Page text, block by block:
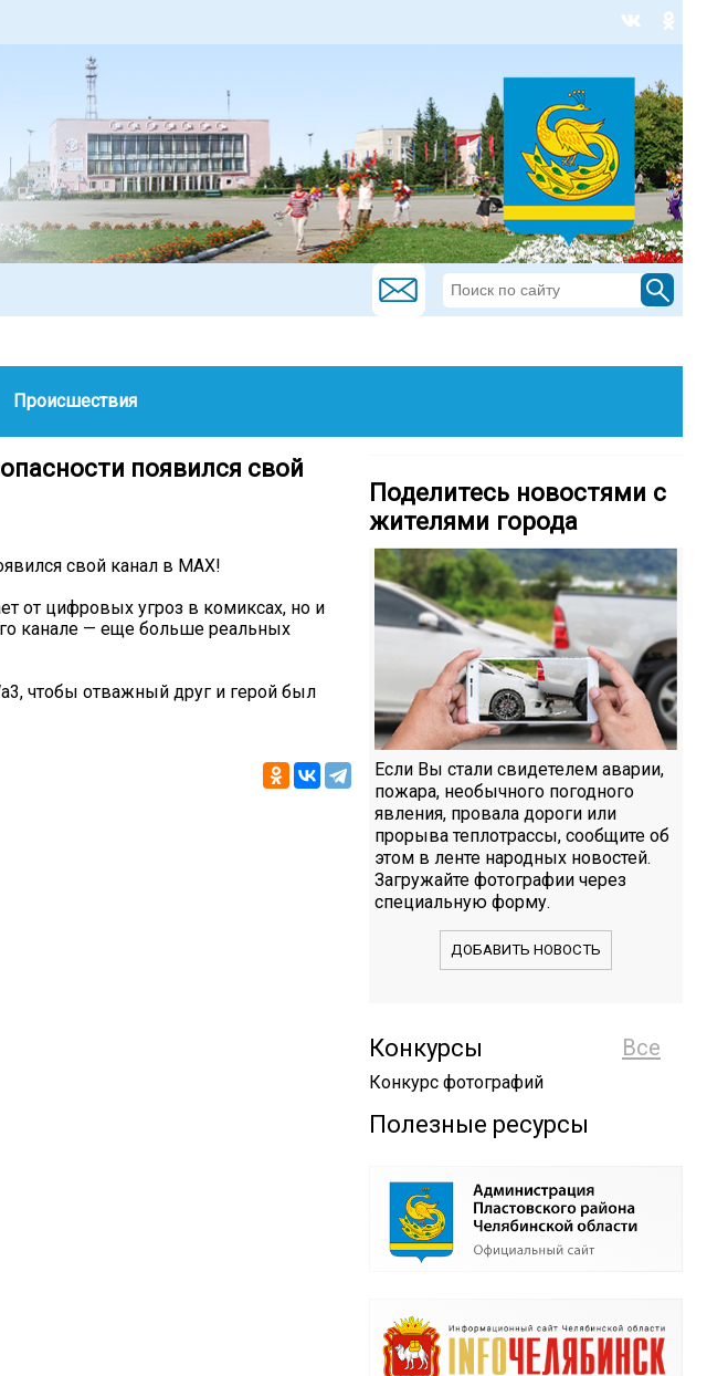
Происшествия
появился свой
свой канал в MAX!
от цифровых угроз в комиксах, но и
канале — еще больше реальных
чтобы отважный друг и герой был
Поделитесь новостями с
жителями города
Если Вы стали свидетелем аварии,
пожара, необычного погодного
явления, провала дороги или
прорыва теплотрассы, сообщите об
этом в ленте народных новостей.
Загружайте фотографии через
специальную форму.
ДОБАВИТЬ НОВОСТЬ
Все
Конкурсы
Конкурс фотографий
Полезные ресурсы